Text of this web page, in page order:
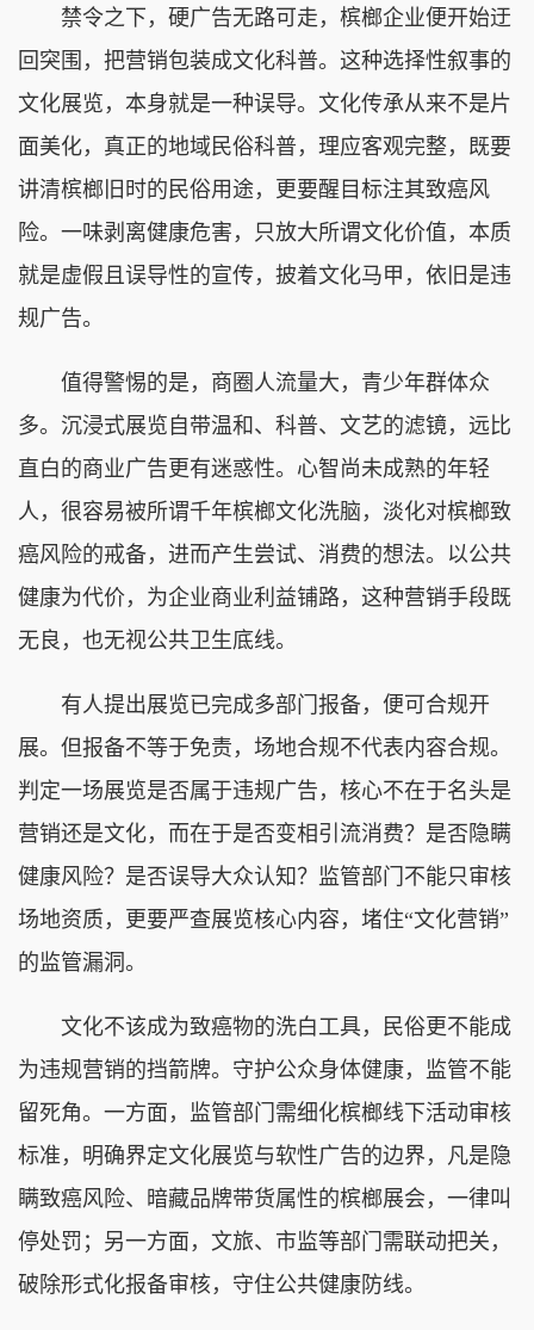
禁令之下，硬广告无路可走，槟榔企业便开始迂
回突围，把营销包装成文化科普。这种选择性叙事的
文化展览，本身就是一种误导。文化传承从来不是片
面美化，真正的地域民俗科普，理应客观完整，既要
讲清槟榔旧时的民俗用途，更要醒目标注其致癌风
险。一味剥离健康危害，只放大所谓文化价值，本质
就是虚假且误导性的宣传，披着文化马甲，依旧是违
规广告。
值得警惕的是，商圈人流量大，青少年群体众
多。沉浸式展览自带温和、科普、文艺的滤镜，远比
直白的商业广告更有迷惑性。心智尚未成熟的年轻
人，很容易被所谓千年槟榔文化洗脑，淡化对槟榔致
癌风险的戒备，进而产生尝试、消费的想法。以公共
健康为代价，为企业商业利益铺路，这种营销手段既
无良，也无视公共卫生底线。
有人提出展览已完成多部门报备，便可合规开
展。但报备不等于免责，场地合规不代表内容合规。
判定一场展览是否属于违规广告，核心不在于名头是
营销还是文化，而在于是否变相引流消费？是否隐瞒
健康风险？是否误导大众认知？监管部门不能只审核
场地资质，更要严查展览核心内容，堵住“文化营销”
的监管漏洞。
文化不该成为致癌物的洗白工具，民俗更不能成
为违规营销的挡箭牌。守护公众身体健康，监管不能
留死角。一方面，监管部门需细化槟榔线下活动审核
标准，明确界定文化展览与软性广告的边界，凡是隐
瞒致癌风险、暗藏品牌带货属性的槟榔展会，一律叫
停处罚；另一方面，文旅、市监等部门需联动把关，
破除形式化报备审核，守住公共健康防线。